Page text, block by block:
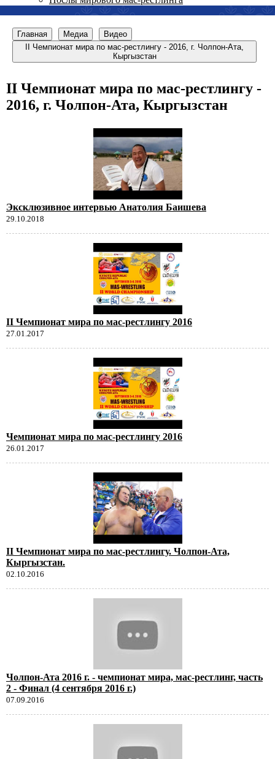
Главная Медиа
Видео
II Чемпионат мира по мас-рестлингу - 2016, г. Чолпон-Ата,
Кыргызстан
II Чемпионат мира по мас-рестлингу -
2016, г. Чолпон-Ата, Кыргызстан
Эксклюзивное интервью Анатолия Баишева
29.10.2018
II Чемпионат мира по мас-рестлингу 2016
27.01.2017
Чемпионат мира по мас-рестлингу 2016
26.01.2017
II Чемпионат мира по мас-рестлингу. Чолпон-Ата,
Кыргызстан.
02.10.2016
Чолпон-Ата 2016 г. - чемпионат мира, мас-рестлинг, часть
2 - Финал (4 сентября 2016 г.)
07.09.2016